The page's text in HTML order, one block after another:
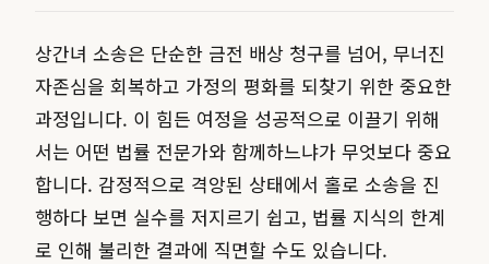
상간녀 소송은 단순한 금전 배상 청구를 넘어, 무너진
자존심을 회복하고 가정의 평화를 되찾기 위한 중요한
과정입니다. 이 힘든 여정을 성공적으로 이끌기 위해
서는 어떤 법률 전문가와 함께하느냐가 무엇보다 중요
합니다. 감정적으로 격앙된 상태에서 홀로 소송을 진
행하다 보면 실수를 저지르기 쉽고, 법률 지식의 한계
로 인해 불리한 결과에 직면할 수도 있습니다.